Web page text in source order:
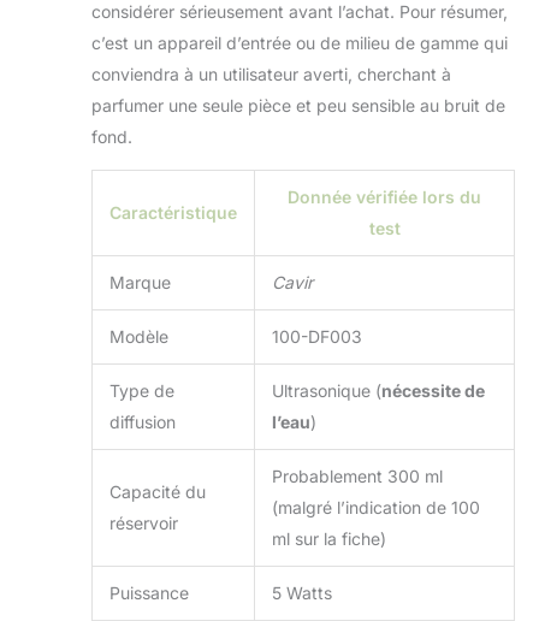
considérer sérieusement avant l’achat. Pour résumer,
c’est un appareil d’entrée ou de milieu de gamme qui
conviendra à un utilisateur averti, cherchant à
parfumer une seule pièce et peu sensible au bruit de
fond.
Caractéristique
Donnée vérifiée lors du
test
Marque Cavir
Modèle 100-DF003
Type de
diffusion
Ultrasonique (nécessite de
l’eau)
Capacité du
réservoir
Probablement 300 ml
(malgré l’indication de 100
ml sur la fiche)
Puissance 5 Watts